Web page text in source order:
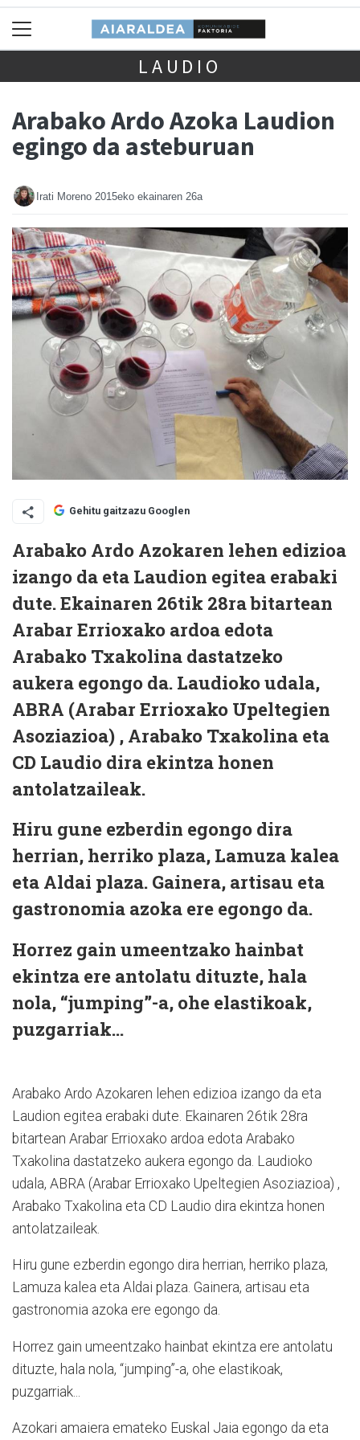
LAUDIO
Arabako Ardo Azoka Laudion
egingo da asteburuan
Irati Moreno 2015eko ekainaren 26a
Gehitu gaitzazu Googlen
Arabako Ardo Azokaren lehen edizioa
izango da eta Laudion egitea erabaki
dute. Ekainaren 26tik 28ra bitartean
Arabar Errioxako ardoa edota
Arabako Txakolina dastatzeko
aukera egongo da. Laudioko udala,
ABRA (Arabar Errioxako Upeltegien
Asoziazioa) , Arabako Txakolina eta
CD Laudio dira ekintza honen
antolatzaileak.
Hiru gune ezberdin egongo dira
herrian, herriko plaza, Lamuza kalea
eta Aldai plaza. Gainera, artisau eta
gastronomia azoka ere egongo da.
Horrez gain umeentzako hainbat
ekintza ere antolatu dituzte, hala
nola, “jumping”-a, ohe elastikoak,
puzgarriak...
Arabako Ardo Azokaren lehen edizioa izango da eta
Laudion egitea erabaki dute. Ekainaren 26tik 28ra
bitartean Arabar Errioxako ardoa edota Arabako
Txakolina dastatzeko aukera egongo da. Laudioko
udala, ABRA (Arabar Errioxako Upeltegien Asoziazioa) ,
Arabako Txakolina eta CD Laudio dira ekintza honen
antolatzaileak.
Hiru gune ezberdin egongo dira herrian, herriko plaza,
Lamuza kalea eta Aldai plaza. Gainera, artisau eta
gastronomia azoka ere egongo da.
Horrez gain umeentzako hainbat ekintza ere antolatu
dituzte, hala nola, “jumping”-a, ohe elastikoak,
puzgarriak...
Azokari amaiera emateko Euskal Jaia egongo da eta